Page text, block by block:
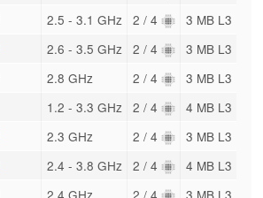
2.5 - 3.1 GHz 2 / 4 3 MB L3
2.6 - 3.5 GHz 2 / 4 3 MB L3
2.8 GHz 2 / 4 3 MB L3
1.2 - 3.3 GHz 2 / 4 4 MB L3
2.3 GHz 2 / 4 3 MB L3
2.4 - 3.8 GHz 2 / 4 4 MB L3
2.4 GHz 2 / 4 3 MB L3